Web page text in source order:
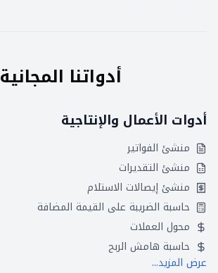
أدواتنا المجانية
أدوات الأعمال والإنتاجية
منشئ الفواتير
منشئ التقديرات
منشئ إيصالات الاستلام
حاسبة الضريبة على القيمة المضافة
محول العملات
حاسبة هامش الربح
عرض المزيد...